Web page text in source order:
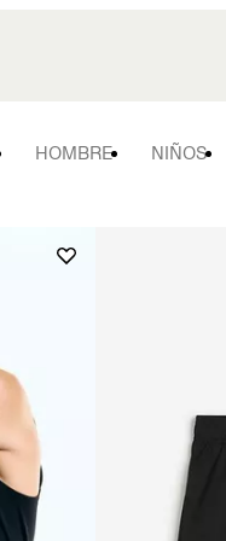
HOMBRE NIÑOS